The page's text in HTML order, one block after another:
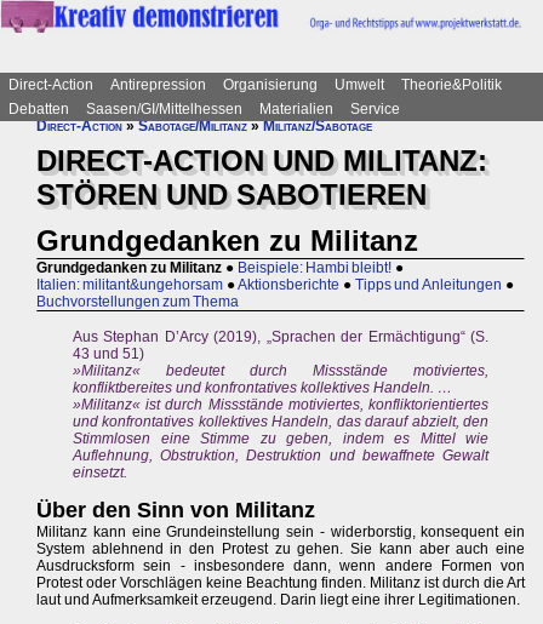
Direct-Action Antirepression Organisierung Umwelt
Theorie&Politik
Debatten
Saasen/GI/Mittelhessen Materialien
Service
Direct-Action»Sabotage/Militanz»Militanz/Sabotage
DIRECT-ACTION UND MILITANZ:
STÖREN UND SABOTIEREN
Grundgedanken zu Militanz
Grundgedanken zu Militanz ● Beispiele: Hambi bleibt! ●
Italien: militant&ungehorsam ●Aktionsberichte ● Tipps und Anleitungen ●
Buchvorstellungen zum Thema
Aus Stephan D’Arcy (2019), „Sprachen der Ermächtigung“ (S.
43 und 51)
»Militanz« bedeutet durch Missstände motiviertes,
konfliktbereites und konfrontatives kollektives Handeln. …
»Militanz« ist durch Missstände motiviertes, konfliktorientiertes
und konfrontatives kollektives Handeln, das darauf abzielt, den
Stimmlosen eine Stimme zu geben, indem es Mittel wie
Auflehnung, Obstruktion, Destruktion und bewaffnete Gewalt
einsetzt.
Über den Sinn von Militanz
Militanz kann eine Grundeinstellung sein - widerborstig, konsequent ein
System ablehnend in den Protest zu gehen. Sie kann aber auch eine
Ausdrucksform sein - insbesondere dann, wenn andere Formen von
Protest oder Vorschlägen keine Beachtung finden. Militanz ist durch die Art
laut und Aufmerksamkeit erzeugend. Darin liegt eine ihrer Legitimationen.